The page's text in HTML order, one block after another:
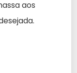
aos